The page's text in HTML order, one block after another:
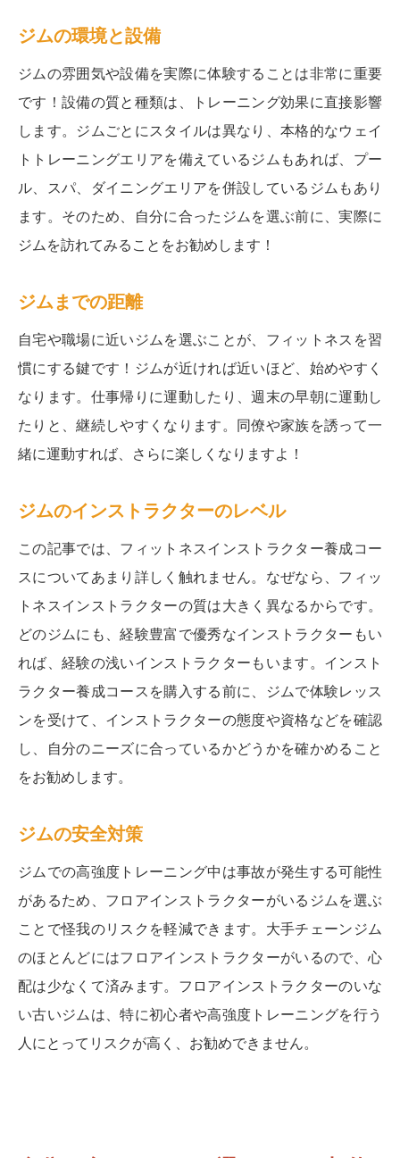
ジムの環境と設備
ジムの雰囲気や設備を実際に体験することは非常に重要
です！設備の質と種類は、トレーニング効果に直接影響
します。ジムごとにスタイルは異なり、本格的なウェイ
トトレーニングエリアを備えているジムもあれば、プー
ル、スパ、ダイニングエリアを併設しているジムもあり
ます。そのため、自分に合ったジムを選ぶ前に、実際に
ジムを訪れてみることをお勧めします！
ジムまでの距離
自宅や職場に近いジムを選ぶことが、フィットネスを習
慣にする鍵です！ジムが近ければ近いほど、始めやすく
なります。仕事帰りに運動したり、週末の早朝に運動し
たりと、継続しやすくなります。同僚や家族を誘って一
緒に運動すれば、さらに楽しくなりますよ！
ジムのインストラクターのレベル
この記事では、フィットネスインストラクター養成コー
スについてあまり詳しく触れません。なぜなら、フィッ
トネスインストラクターの質は大きく異なるからです。
どのジムにも、経験豊富で優秀なインストラクターもい
れば、経験の浅いインストラクターもいます。インスト
ラクター養成コースを購入する前に、ジムで体験レッス
ンを受けて、インストラクターの態度や資格などを確認
し、自分のニーズに合っているかどうかを確かめること
をお勧めします。
ジムの安全対策
ジムでの高強度トレーニング中は事故が発生する可能性
があるため、フロアインストラクターがいるジムを選ぶ
ことで怪我のリスクを軽減できます。大手チェーンジム
のほとんどにはフロアインストラクターがいるので、心
配は少なくて済みます。フロアインストラクターのいな
い古いジムは、特に初心者や高強度トレーニングを行う
人にとってリスクが高く、お勧めできません。